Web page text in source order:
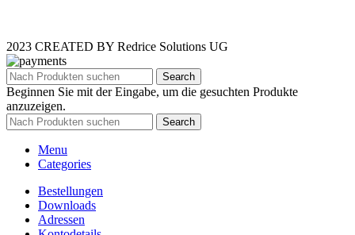
2023 CREATED BY Redrice Solutions UG
Search
Beginnen Sie mit der Eingabe, um die gesuchten Produkte
anzuzeigen.
Search
Menu
Categories
Bestellungen
Downloads
Adressen